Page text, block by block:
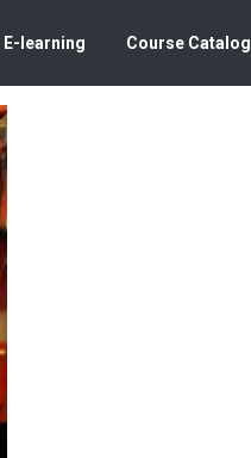
E-learning Course Catalog